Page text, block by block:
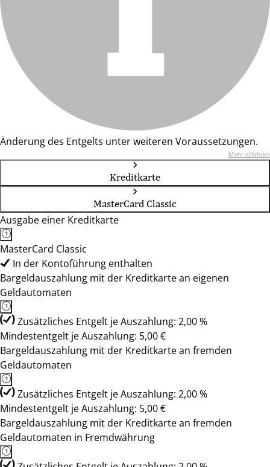
Änderung des Entgelts unter weiteren Voraussetzungen.
Mehr erfahren
Kreditkarte
MasterCard Classic
Ausgabe einer Kreditkarte
MasterCard Classic
In der Kontoführung enthalten
Bargeldauszahlung mit der Kreditkarte an eigenen
Geldautomaten
Zusätzliches Entgelt je Auszahlung: 2,00 %
Mindestentgelt je Auszahlung: 5,00 €
Bargeldauszahlung mit der Kreditkarte an fremden
Geldautomaten
Zusätzliches Entgelt je Auszahlung: 2,00 %
Mindestentgelt je Auszahlung: 5,00 €
Bargeldauszahlung mit der Kreditkarte an fremden
Geldautomaten in Fremdwährung